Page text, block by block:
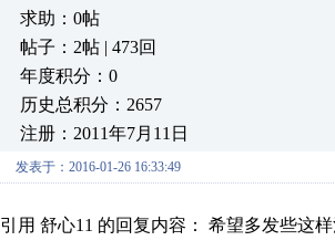
求助：0帖
帖子：2帖 | 473回
年度积分：0
历史总积分：2657
注册：2011年7月11日
发表于：2016-01-26 16:33:49
引用 舒心11 的回复内容： 希望多发些这